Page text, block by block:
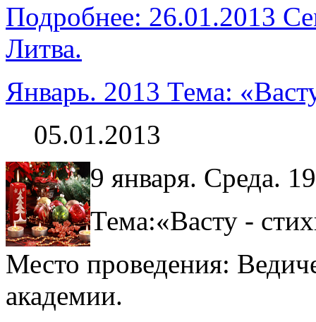
Подробнее: 26.01.2013
Литва.
Январь. 2013 Тема:
05.01.2013
9 января. Среда.
Тема:«Васту -
Место проведения:
академии.